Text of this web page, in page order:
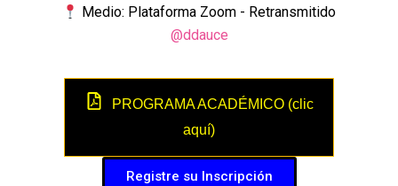
Medio: Plataforma Zoom - Retransmitido
@ddauce
PROGRAMA ACADÉMICO (clic
aquí)
Registre su Inscripción